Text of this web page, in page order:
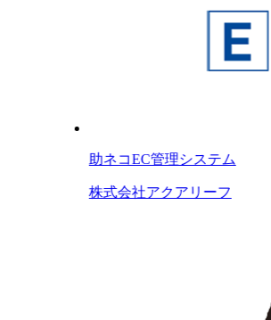
助ネコEC管理システム
株式会社アクアリーフ